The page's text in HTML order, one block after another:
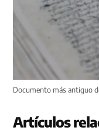
Documento más antiguo
Artículos